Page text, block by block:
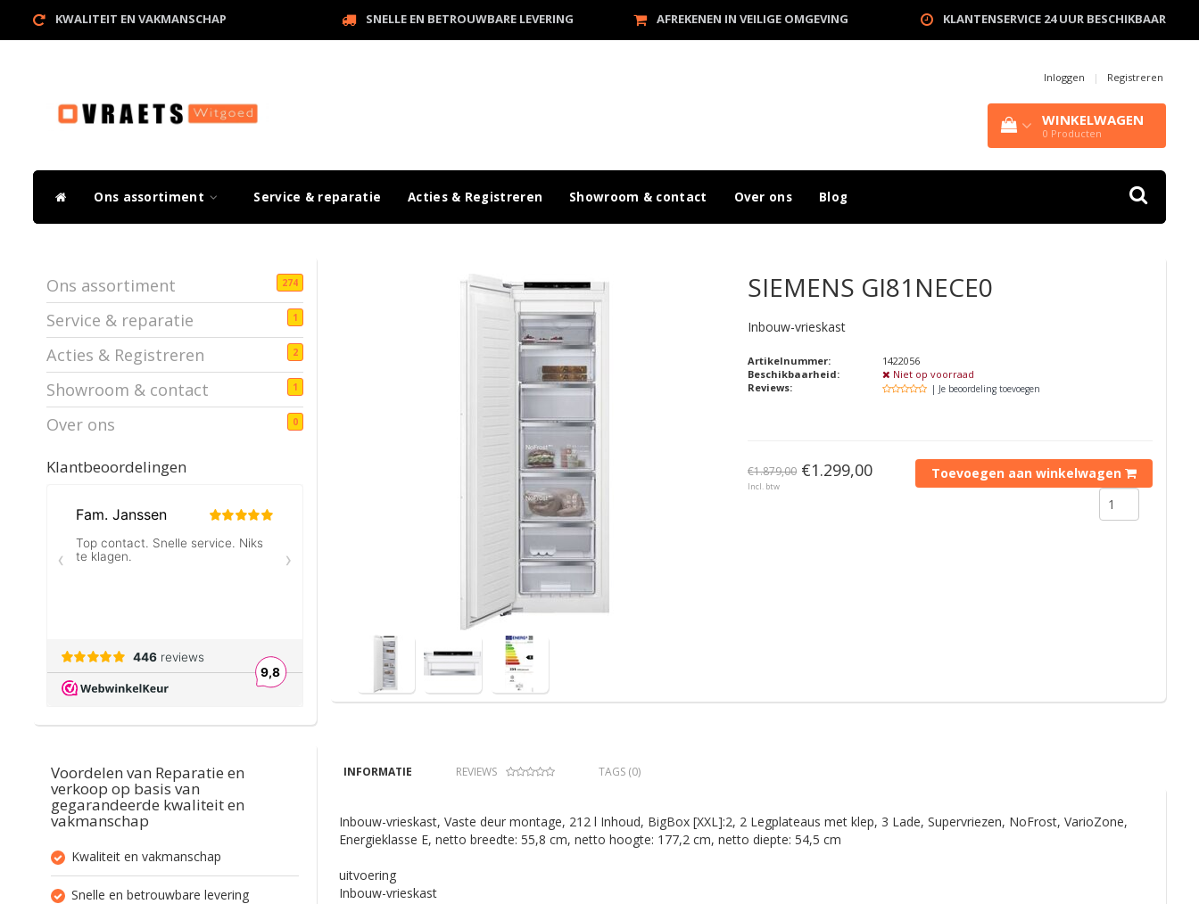
KWALITEIT EN VAKMANSCHAP SNELLE EN BETROUWBARE LEVERING AFREKENEN IN VEILIGE OMGEVING KLANTENSERVICE 24 UUR BESCHIKBAAR
Inloggen | Registreren
WINKELWAGEN
0 Producten
Ons assortiment Service & reparatie Acties & Registreren Showroom & contact Over ons Blog
Ons assortiment 274
Service & reparatie 1
Acties & Registreren 2
Showroom & contact 1
Over ons 0
Klantbeoordelingen
Voordelen van Reparatie en
verkoop op basis van
gegarandeerde kwaliteit en
vakmanschap
Kwaliteit en vakmanschap
Snelle en betrouwbare levering
SIEMENS GI81NECE0
Inbouw-vrieskast
Artikelnummer:
1422056
Beschikbaarheid:
Niet op voorraad
Reviews:
| Je beoordeling toevoegen
€1.879,00 €1.299,00
Incl. btw
Toevoegen aan winkelwagen
INFORMATIE REVIEWS TAGS (0)
Inbouw-vrieskast, Vaste deur montage, 212 l Inhoud, BigBox [XXL]:2, 2 Legplateaus met klep, 3 Lade, Supervriezen, NoFrost, VarioZone,
Energieklasse E, netto breedte: 55,8 cm, netto hoogte: 177,2 cm, netto diepte: 54,5 cm
uitvoering
Inbouw-vrieskast